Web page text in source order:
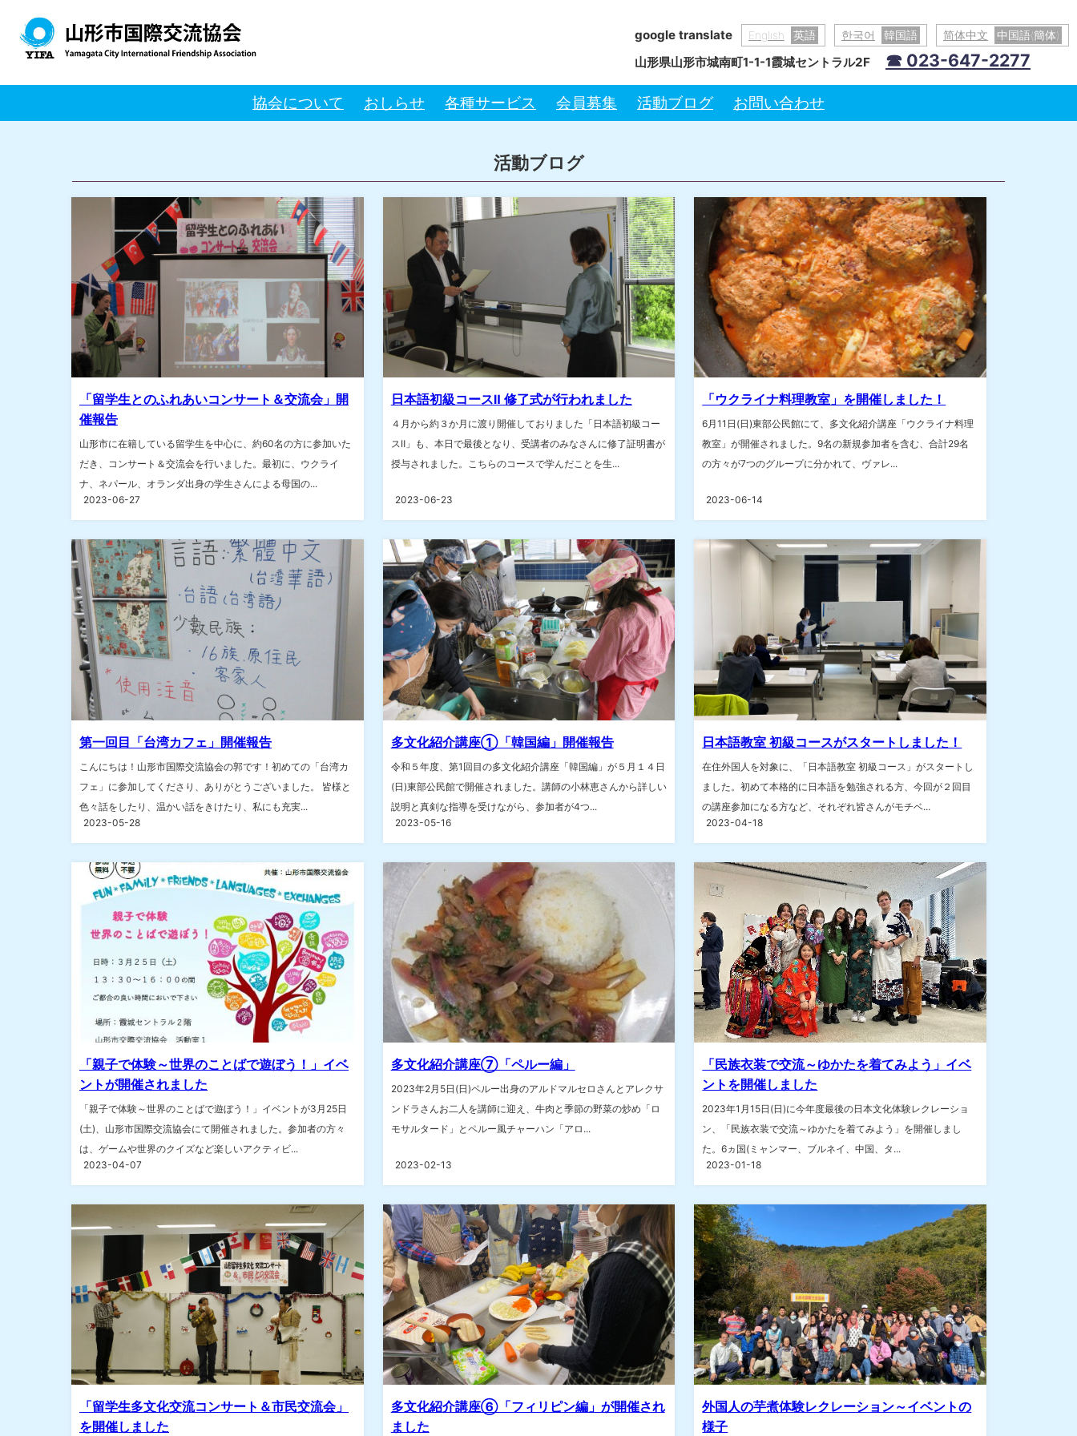
google translate English 英語 한국어 韓国語 简体中文 中国語(簡体)
山形県山形市城南町1-1-1霞城セントラル2F ☎ 023-647-2277
協会について おしらせ 各種サービス 会員募集 活動ブログ お問い合わせ
活動ブログ
「留学生とのふれあいコンサート＆交流会」開
催報告
山形市に在籍している留学生を中心に、約60名の方に参加いた
だき、コンサート＆交流会を行いました。最初に、ウクライ
ナ、ネパール、オランダ出身の学生さんによる母国の...
2023-06-27
日本語初級コースⅡ 修了式が行われました
４月から約３か月に渡り開催しておりました「日本語初級コー
スⅡ」も、本日で最後となり、受講者のみなさんに修了証明書が
授与されました。こちらのコースで学んだことを生...
2023-06-23
「ウクライナ料理教室」を開催しました！
6月11日(日)東部公民館にて、多文化紹介講座「ウクライナ料理
教室」が開催されました。9名の新規参加者を含む、合計29名
の方々が7つのグループに分かれて、ヴァレ...
2023-06-14
第一回目「台湾カフェ」開催報告
こんにちは！山形市国際交流協会の郭です！初めての「台湾カ
フェ」に参加してくださり、ありがとうございました。 皆様と
色々話をしたり、温かい話をきけたり、私にも充実...
2023-05-28
多文化紹介講座①「韓国編」開催報告
令和５年度、第1回目の多文化紹介講座「韓国編」が５月１４日
(日)東部公民館で開催されました。講師の小林恵さんから詳しい
説明と真剣な指導を受けながら、参加者が4つ...
2023-05-16
日本語教室 初級コースがスタートしました！
在住外国人を対象に、「日本語教室 初級コース」がスタートし
ました。初めて本格的に日本語を勉強される方、今回が２回目
の講座参加になる方など、それぞれ皆さんがモチベ...
2023-04-18
「親子で体験～世界のことばで遊ぼう！」イベ
ントが開催されました
「親子で体験～世界のことばで遊ぼう！」イベントが3月25日
(土)、山形市国際交流協会にて開催されました。参加者の方々
は、ゲームや世界のクイズなど楽しいアクティビ...
2023-04-07
多文化紹介講座⑦「ペルー編」
2023年2月5日(日)ペルー出身のアルドマルセロさんとアレクサ
ンドラさんお二人を講師に迎え、牛肉と季節の野菜の炒め「ロ
モサルタード」とペルー風チャーハン「アロ...
2023-02-13
「民族衣装で交流～ゆかたを着てみよう」イベ
ントを開催しました
2023年1月15日(日)に今年度最後の日本文化体験レクレーショ
ン、「民族衣装で交流～ゆかたを着てみよう」を開催しまし
た。6ヵ国(ミャンマー、ブルネイ、中国、タ...
2023-01-18
「留学生多文化交流コンサート＆市民交流会」
を開催しました
多文化紹介講座⑥「フィリピン編」が開催され
ました
外国人の芋煮体験レクレーション～イベントの
様子